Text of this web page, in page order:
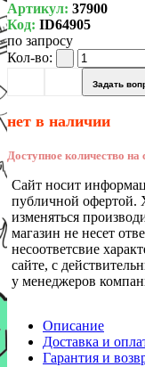
Артикул: 37900
Код: ID64905
по запросу
Кол-во:
Задать
нет в наличии
Доступное количество на
Сайт носит
публичной офертой.
изменяться
магазин не несет
несоответсвие
сайте, с
у менеджеров
Описание
Доставка и
Гарантия и